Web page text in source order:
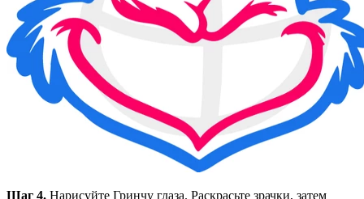
Шаг 4. Нарисуйте Гринчу глаза. Раскрасьте зрачки, затем